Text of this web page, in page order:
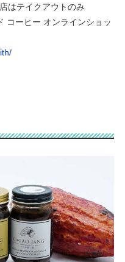
はテイクアウトのみ
コーヒー オンラインショッ